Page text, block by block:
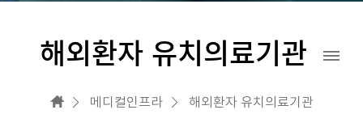
해외환자 유치의료기관
메디컬인프라 해외환자 유치의료기관